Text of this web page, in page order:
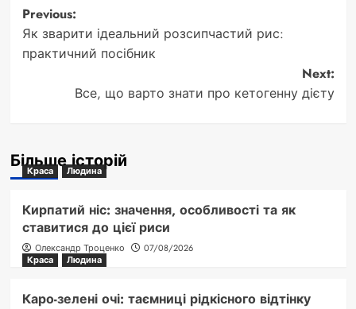
Post
navigation
Previous:
Як зварити ідеальний розсипчастий рис:
практичний посібник
Next:
Все, що варто знати про кетогенну дієту
Більше історій
Краса Людина
Кирпатий ніс: значення, особливості та як
ставитися до цієї риси
Олександр Троценко
07/08/2026
Краса
Людина
Каро-зелені очі: таємниці рідкісного відтінку